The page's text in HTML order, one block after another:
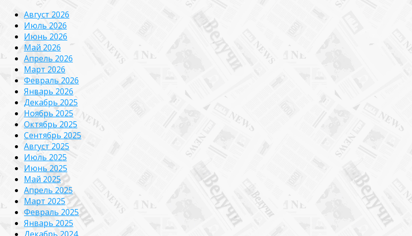
Август 2026
Июль 2026
Июнь 2026
Май 2026
Апрель 2026
Март 2026
Февраль 2026
Январь 2026
Декабрь 2025
Ноябрь 2025
Октябрь 2025
Сентябрь 2025
Август 2025
Июль 2025
Июнь 2025
Май 2025
Апрель 2025
Март 2025
Февраль 2025
Январь 2025